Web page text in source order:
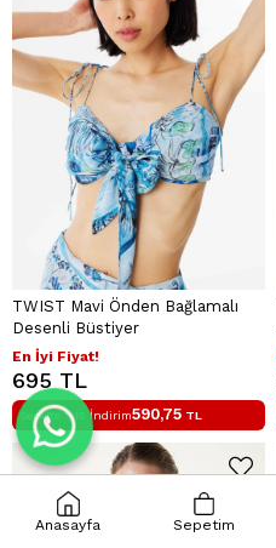
TWIST Mavi Önden Bağlamalı
Desenli Büstiyer
En İyi Fiyat!
695 TL
Sepette %15 İndirim590,75 TL
Anasayfa Sepetim